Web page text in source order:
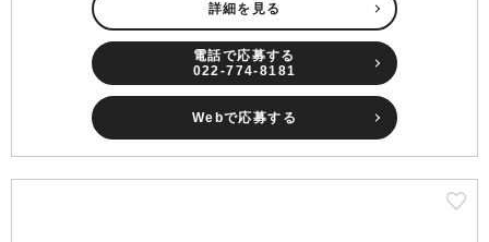
詳細を見る
電話で応募する
022-774-8181
Webで応募する